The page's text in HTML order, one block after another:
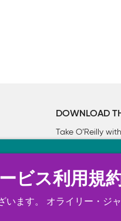
DOWNLOAD
Take O’Reilly
にいくつかの Cookie を
ために、お客様の同意
ビス利用規
ます。 オライリー・ジ